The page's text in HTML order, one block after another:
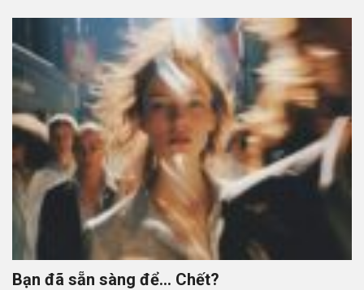
Bạn đã sẵn sàng để… Chết?